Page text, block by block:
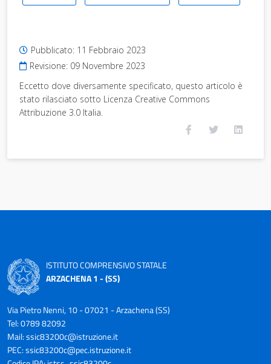
Pubblicato: 11 Febbraio 2023
Revisione: 09 Novembre 2023
Eccetto dove diversamente specificato, questo articolo è
stato rilasciato sotto Licenza Creative Commons
Attribuzione 3.0 Italia.
ISTITUTO COMPRENSIVO STATALE
ARZACHENA 1 - (SS)
Via Pietro Nenni, 10 - 07021 - Arzachena (SS)
Tel: 0789 82092
Mail:ssic83200c@istruzione.it
PEC:ssic83200c@pec.istruzione.it